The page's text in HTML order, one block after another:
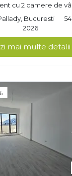
cu 2 camere de
Bucuresti
2026
mai multe detalii